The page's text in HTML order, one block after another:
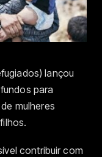
lançou
para
mulheres
contribuir com